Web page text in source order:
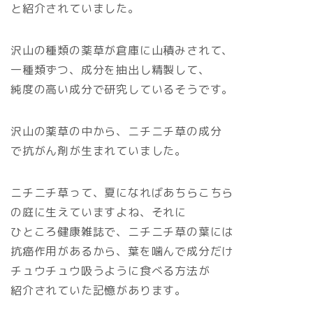
と紹介されていました。
沢山の種類の薬草が倉庫に山積みされて、
一種類ずつ、成分を抽出し精製して、
純度の高い成分で研究しているそうです。
沢山の薬草の中から、ニチニチ草の成分
で抗がん剤が生まれていました。
ニチニチ草って、夏になればあちらこちら
の庭に生えていますよね、それに
ひところ健康雑誌で、ニチニチ草の葉には
抗癌作用があるから、葉を噛んで成分だけ
チュウチュウ吸うように食べる方法が
紹介されていた記憶があります。